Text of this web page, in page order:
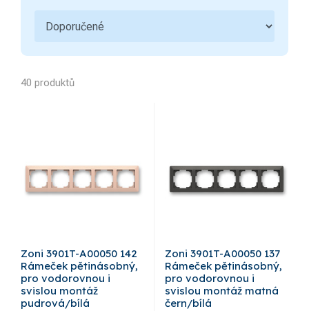
40 produktů
Zoni 3901T-A00050 142
Rámeček pětinásobný,
pro vodorovnou i
svislou montáž
pudrová/bílá
Zoni 3901T-A00050 137
Rámeček pětinásobný,
pro vodorovnou i
svislou montáž matná
čern/bílá